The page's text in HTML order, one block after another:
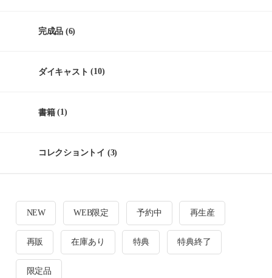
完成品 (6)
ダイキャスト (10)
書籍(1)
コレクショントイ (3)
NEW WEB限定 予約中 再生産
再販 在庫あり 特典 特典終了
限定品